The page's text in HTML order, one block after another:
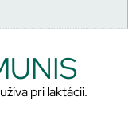
pri laktácii.